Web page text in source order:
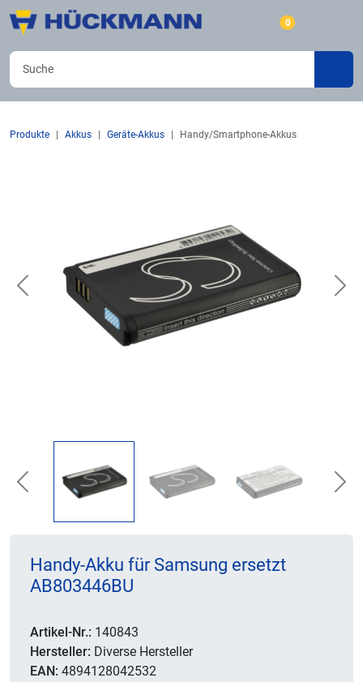
0
Produkte Akkus Geräte-Akkus Handy/Smartphone-Akkus
Previous
Previous
Handy-Akku für Samsung ersetzt
AB803446BU
Artikel-Nr.: 140843
Hersteller: Diverse Hersteller
EAN: 4894128042532